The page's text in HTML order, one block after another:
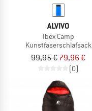
ALVIVO
Ibex Camp
Kunstfaserschlafsack
99,95 € 79,96 €
(0)